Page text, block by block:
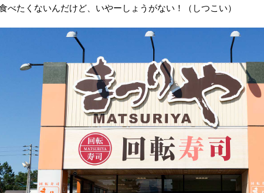
べたくないんだけど、いやーしょうがない！（しつこい）